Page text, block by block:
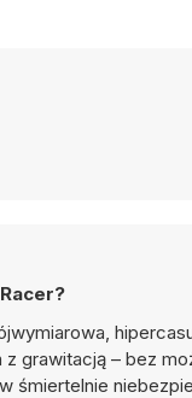
z grawitacją – bez
śmiertelnie